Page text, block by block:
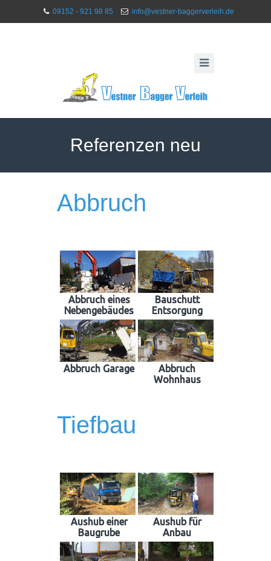
09152 - 921 98 85 info@vestner-baggerverleih.de
Referenzen neu
Abbruch
Abbruch eines
Nebengebäudes
Bauschutt
Entsorgung
Abbruch Garage
Abbruch
Wohnhaus
Tiefbau
Aushub einer
Baugrube
Aushub für
Anbau